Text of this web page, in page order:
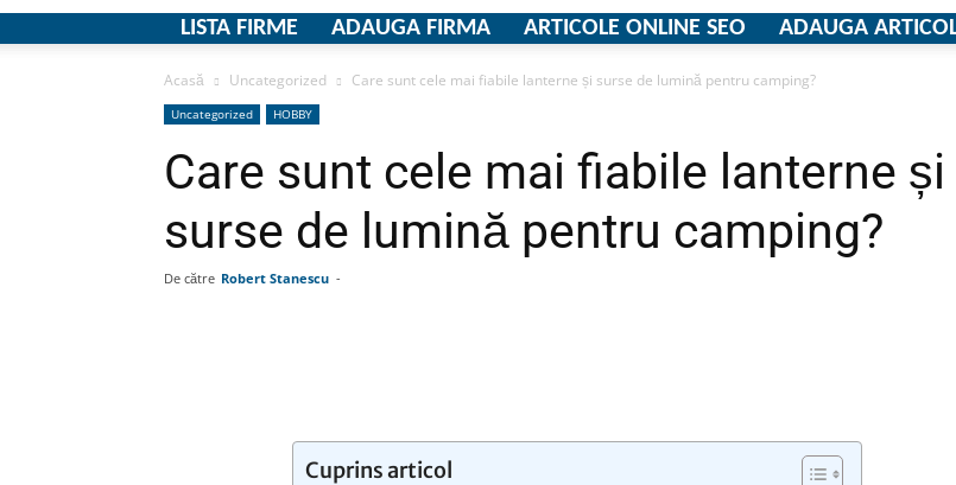
LISTA FIRME ADAUGA FIRMA ARTICOLE ONLINE SEO ADAUGA
Acasă Uncategorized Care sunt cele mai fiabile lanterne și surse de lumină pentru camping?
Uncategorized HOBBY
Care sunt cele mai fiabile lanterne și
surse de lumină pentru camping?
De către Robert Stanescu -
Cuprins articol